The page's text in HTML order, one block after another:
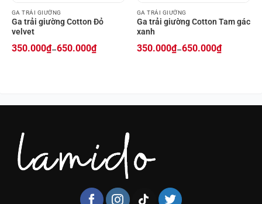
GA TRẢI GIƯỜNG
Ga trải giường Cotton Đỏ
velvet
350.000₫–650.000₫
Price
GA TRẢI GIƯỜNG
Ga trải giường Cotton Tam gác
xanh
350.000₫–650.000₫
Price